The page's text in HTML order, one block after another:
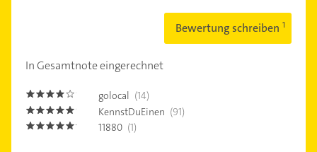
Bewertung schreiben
In Gesamtnote eingerechnet
3.8 golocal (14)
4.8 KennstDuEinen (91)
5.0 11880 (1)